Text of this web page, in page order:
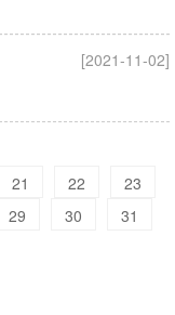
[2021-11-02]
21 22
23
29 30
31